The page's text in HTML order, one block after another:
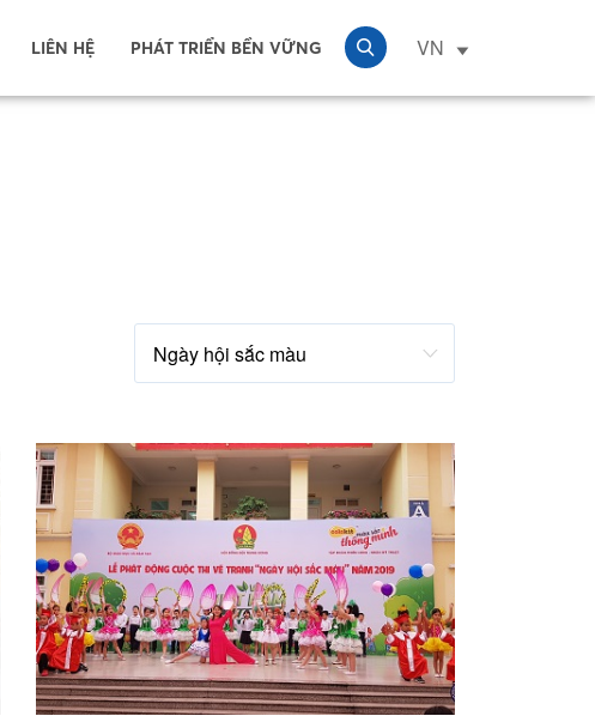
LIÊN HỆ PHÁT TRIỂN BỀN VỮNG VN